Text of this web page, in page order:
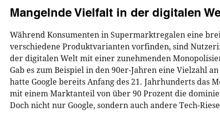
Mangelnde Vielfalt in der digitalen
Während Konsumenten in Supermarktregalen eine
verschiedene Produktvarianten vorfinden, sind
der digitalen Welt mit einer zunehmenden
Gab es zum Beispiel in den 90er-Jahren eine Vielzahl
hatte Google bereits Anfang des 21. Jahrhunderts das
mit einem Marktanteil von über 90 Prozent die
Doch nicht nur Google, sondern auch andere Tech-